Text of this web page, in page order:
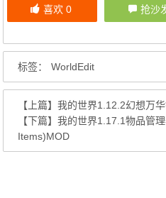
喜欢 0 抢沙
标签： WorldEdit
【上篇】我的世界1.12.2幻想万
【下篇】我的世界1.17.1物品管
Items)MOD